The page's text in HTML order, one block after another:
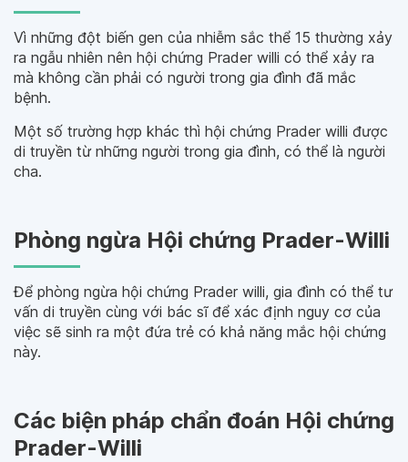
Vì những đột biến gen của nhiễm sắc thể 15 thường xảy
ra ngẫu nhiên nên hội chứng Prader willi có thể xảy ra
mà không cần phải có người trong gia đình đã mắc
bệnh.
Một số trường hợp khác thì hội chứng Prader willi được
di truyền từ những người trong gia đình, có thể là người
cha.
Phòng ngừa Hội chứng Prader-Willi
Để phòng ngừa hội chứng Prader willi, gia đình có thể tư
vấn di truyền cùng với bác sĩ để xác định nguy cơ của
việc sẽ sinh ra một đứa trẻ có khả năng mắc hội chứng
này.
Các biện pháp chẩn đoán Hội chứng
Prader-Willi